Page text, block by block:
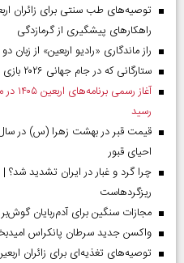
توصیه‌های طب سنتی برای زائران
راهکارهای پیشگیری از گرمازدگی
راز ماندگاری «رادیو اربعین» از
ستارگانی که در جام جهانی ۲۰۲۶ بازی نکردند
رسید
احیای قبور
چرا گرد و غبار در ایران تشدید شد؟ |
ریزگردهاست
مجازات سنگین برای آدم‌ربایان گوش‌بر
واکسن جدید سرطان پانکراس